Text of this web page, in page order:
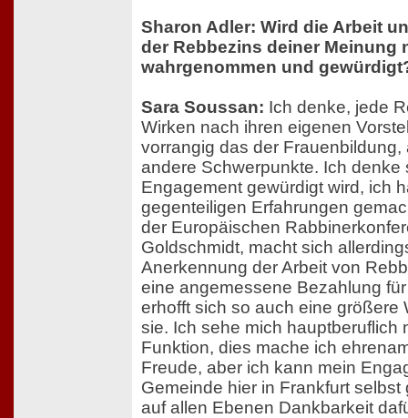
Sharon Adler: Wird die Arbeit
der Rebbezins deiner Meinung
wahrgenommen und
Sara Soussan: Ich denke, jede
Wirken nach ihren eigenen
vorrangig das der Frauenbildung,
andere Schwerpunkte. Ich denke
Engagement gewürdigt wird, ich
gegenteiligen Erfahrungen
der Europäischen
Goldschmidt, macht sich
Anerkennung der Arbeit von
eine angemessene Bezahlung
erhofft sich so auch eine größere
sie. Ich sehe mich hauptberuflich
Funktion, dies mache ich
Freude, aber ich kann mein
Gemeinde hier in Frankfurt
auf allen Ebenen Dankbarkeit